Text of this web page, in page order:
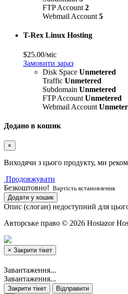
FTP Account 2
Webmail Account 5
T-Rex Linux Hosting
$25.00/міс
Замовити зараз
Disk Space Unmetered
Traffic Unmetered
Subdomain Unmetered
FTP Account Unmetered
Webmail Account
Додано в кошик
×
Виходячи з цього продукту, ми
Продовжувати
Безкоштовно! Вартість встановлення
Додати у кошик
Опис (слоган) недоступний для
Авторське право © 2026 Hostazor
× Закрити тікет
Завантаження...
Завантаження...
Закрити тікет Відправити